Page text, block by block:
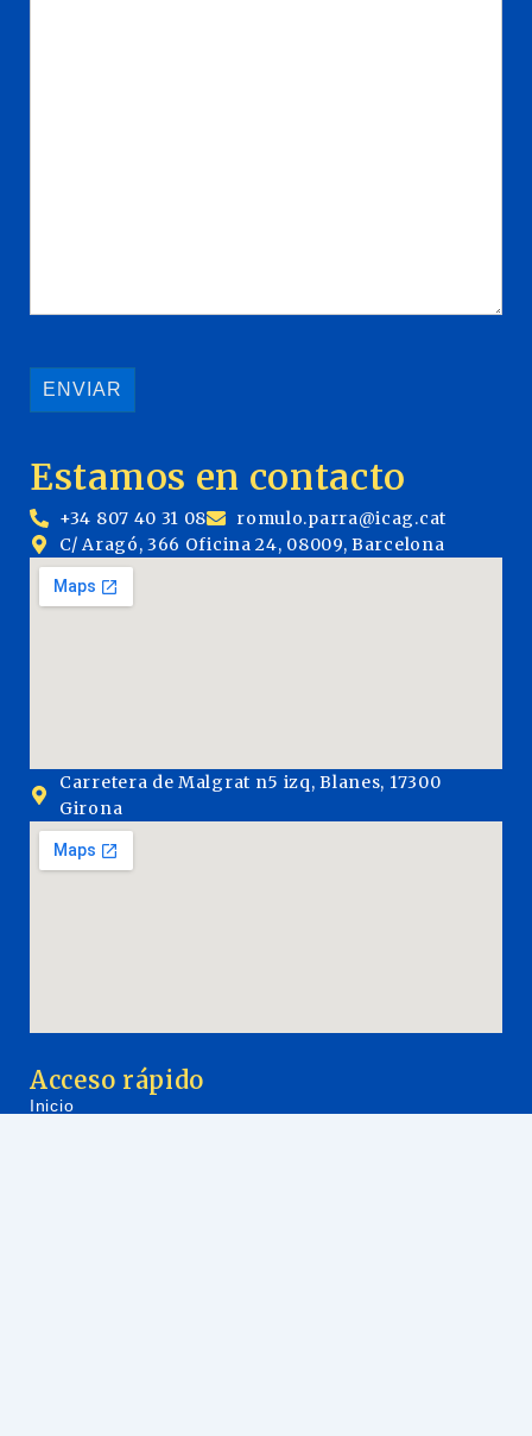
Estamos en contacto
+34 807 40 31 08
romulo.parra@icag.cat
C/ Aragó, 366 Oficina 24, 08009, Barcelona
Carretera de Malgrat n5 izq, Blanes, 17300
Girona
Acceso rápido
Inicio